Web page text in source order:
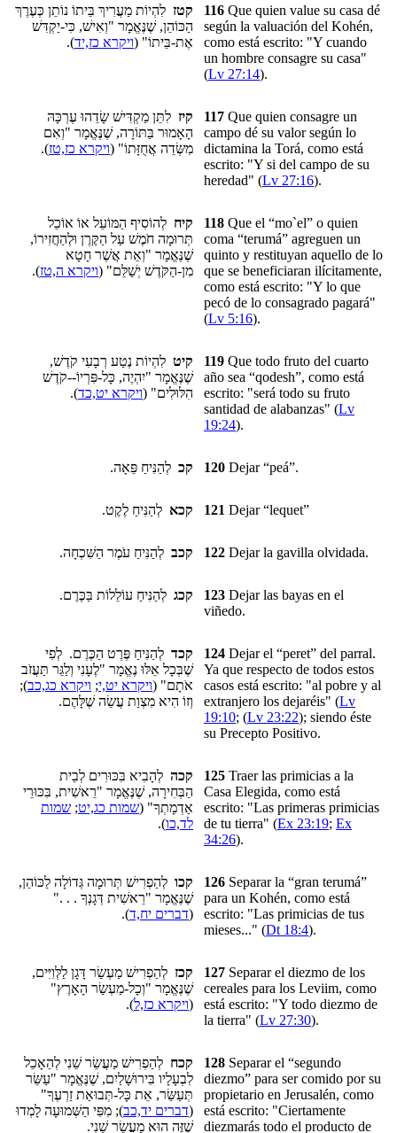
קטז לִהְיוֹת מַעֲרִיךְ בֵּיתוֹ נוֹתֵן כְּעֶרֶךְ
הַכּוֹהֵן, שֶׁנֶּאֱמָר "וְאִישׁ, כִּי-יַקְדִּשׁ
אֶת-בֵּיתוֹ" (ויקרא כז,יד).
116 Que quien value su casa dé
según la valuación del Kohén,
como está escrito: "Y cuando
un hombre consagre su casa"
(Lv 27:14).
קיז לִתֵּן מַקְדִּישׁ שָׂדֵהוּ עֶרְכָּהּ
הָאָמוּר בַּתּוֹרָה, שֶׁנֶּאֱמָר "וְאִם
מִשְּׂדֵה אֲחֻזָּתוֹ" (ויקרא כז,טז).
117 Que quien consagre un
campo dé su valor según lo
dictamina la Torá, como está
escrito: "Y si del campo de su
heredad" (Lv 27:16).
קיח לְהוֹסִיף הַמּוֹעֵל אוֹ אוֹכֵל
תְּרוּמָה חֹמֶשׁ עַל הַקֶּרֶן וּלְהַחֲזִירוֹ,
שֶׁנֶּאֱמָר "וְאֵת אֲשֶׁר חָטָא
מִן-הַקֹּדֶשׁ יְשַׁלֵּם" (ויקרא ה,טז).
118 Que el “mo`el” o quien
coma “terumá” agreguen un
quinto y restituyan aquello de lo
que se beneficiaran ilícitamente,
como está escrito: "Y lo que
pecó de lo consagrado pagará"
(Lv 5:16).
קיט לִהְיוֹת נֶטַע רְבָעִי קֹדֶשׁ,
שֶׁנֶּאֱמָר "יִהְיֶה, כָּל-פִּרְיוֹ--קֹדֶשׁ
הִלּוּלִים" (ויקרא יט,כד).
119 Que todo fruto del cuarto
año sea “qodesh”, como está
escrito: "será todo su fruto
santidad de alabanzas" (Lv
19:24).
קכ לְהַנִּיחַ פֵּאָה. 120 Dejar“peá”.
קכא לְהַנִּיחַ לֶקֶט. 121 Dejar“lequet”
קכב לְהַנִּיחַ עֹמֶר הַשִּׁכְחָה. 122 Dejarla gavilla olvidada.
קכג לְהַנִּיחַ עוֹלֵלוֹת בַּכֶּרֶם. 123 Dejar las bayas en el
viñedo.
קכד לְהַנִּיחַ פֶּרֶט הַכֶּרֶם. לְפִי
שֶׁבְּכָל אֵלּוּ נֶאֱמָר "לֶעָנִי וְלַגֵּר תַּעֲזֹב
אֹתָם" (ויקרא יט,י; ויקרא כג,כב);
וְזוֹ הִיא מִצְוַת עֲשֵׂה שֶׁלָּהֶם.
124 Dejarel “peret” del parral.
Ya que respecto de todos estos
casos está escrito: "al pobre y al
extranjero los dejaréis" (Lv
19:10; (Lv 23:22); siendo éste
su Precepto Positivo.
קכה לְהָבִיא בִּכּוּרִים לְבֵית
הַבְּחִירָה, שֶׁנֶּאֱמָר "רֵאשִׁית, בִּכּוּרֵי
אַדְמָתְךָ" (שמות כג,יט; שמות
לד,כו).
125 Traer las primicias a la
Casa Elegida, como está
escrito: "Las primeras primicias
de tu tierra" (Ex 23:19; Ex
34:26).
קכו לְהַפְרִישׁ תְּרוּמָה גְּדוֹלָה לַכּוֹהֵן,
שֶׁנֶּאֱמָר "רֵאשִׁית דְּגָנְךָ . . ."
(דברים יח,ד).
126 Separarla “gran terumá”
para un Kohén, como está
escrito: "Las primicias de tus
mieses..." (Dt 18:4).
קכז לְהַפְרִישׁ מַעְשַׂר דָּגָן לַלְּוִיִּים,
שֶׁנֶּאֱמָר "וְכָל-מַעְשַׂר הָאָרֶץ"
(ויקרא כז,ל).
127 Separar el diezmo de los
cereales para los Leviim, como
está escrito: "Y todo diezmo de
la tierra" (Lv 27:30).
קכח לְהַפְרִישׁ מַעֲשֵׂר שֵׁנִי לְהֵאָכֵל
לִבְעָלָיו בִּירוּשָׁלַיִם, שֶׁנֶּאֱמָר "עַשֵּׂר
תְּעַשֵּׂר, אֵת כָּל-תְּבוּאַת זַרְעֶךָ"
(דברים יד,כב); מִפִּי הַשְּׁמוּעָה לָמְדוּ
שֶׁזֶּה הוּא מַעֲשֵׂר שֵׁנִי.
128 Separar el “segundo
diezmo” para ser comido por su
propietario en Jerusalén, como
está escrito: "Ciertamente
diezmarás todo el producto de